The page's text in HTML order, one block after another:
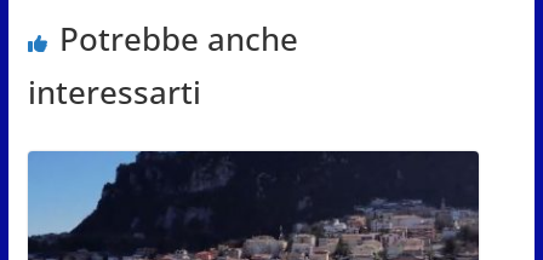
Potrebbe anche
interessarti